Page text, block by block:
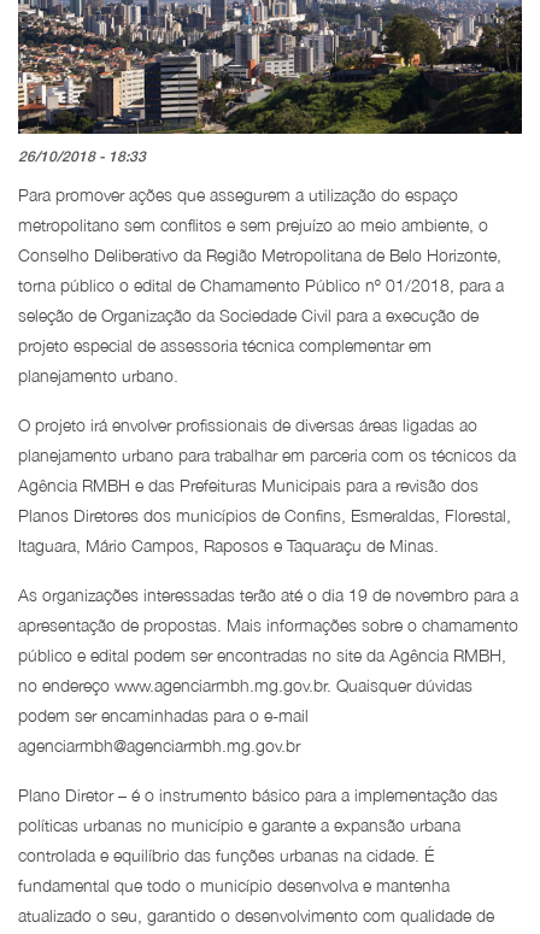
26/10/2018 - 18:33
Para promover ações que assegurem a utilização do espaço
metropolitano sem conflitos e sem prejuízo ao meio ambiente, o
Conselho Deliberativo da Região Metropolitana de Belo Horizonte,
torna público o edital de Chamamento Público nº 01/2018, para a
seleção de Organização da Sociedade Civil para a execução de
projeto especial de assessoria técnica complementar em
planejamento urbano.
O projeto irá envolver profissionais de diversas áreas ligadas ao
planejamento urbano para trabalhar em parceria com os técnicos da
Agência RMBH e das Prefeituras Municipais para a revisão dos
Planos Diretores dos municípios de Confins, Esmeraldas, Florestal,
Itaguara, Mário Campos, Raposos e Taquaraçu de Minas.
As organizações interessadas terão até o dia 19 de novembro para a
apresentação de propostas. Mais informações sobre o chamamento
público e edital podem ser encontradas no site da Agência RMBH,
no endereço www.agenciarmbh.mg.gov.br. Quaisquer dúvidas
podem ser encaminhadas para o e-mail
agenciarmbh@agenciarmbh.mg.gov.br
Plano Diretor – é o instrumento básico para a implementação das
políticas urbanas no município e garante a expansão urbana
controlada e equilíbrio das funções urbanas na cidade. É
fundamental que todo o município desenvolva e mantenha
atualizado o seu, garantido o desenvolvimento com qualidade de